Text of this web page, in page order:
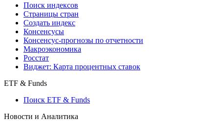
Поиск индексов
Страницы стран
Создать индекс
Консенсусы
Консенсус-прогнозы по отчетности
Макроэкономика
Росстат
Виджет: Карта процентных ставок
ETF & Funds
Поиск ETF & Funds
Новости и Аналитика